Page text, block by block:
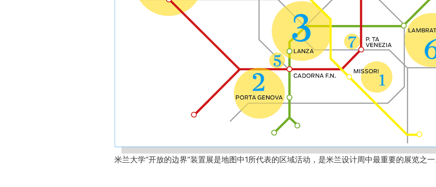
米兰大学“开放的边界”装置展是地图中1所代表的区域活动，是米兰设计周中最重要的展览之